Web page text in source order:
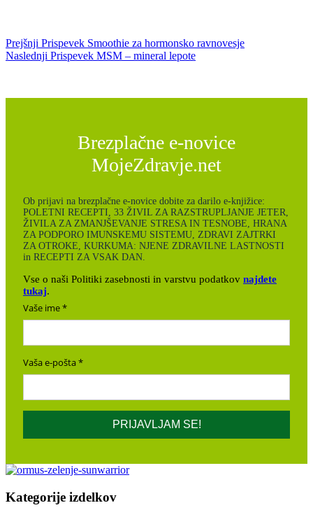
Prejšnji Prispevek Smoothie za hormonsko ravnovesje
Naslednji Prispevek MSM – mineral lepote
Brezplačne e-novice
MojeZdravje.net
Ob prijavi na brezplačne e-novice dobite za darilo e-knjižice:
POLETNI RECEPTI, 33 ŽIVIL ZA RAZSTRUPLJANJE JETER,
ŽIVILA ZA ZMANJŠEVANJE STRESA IN TESNOBE, HRANA
ZA PODPORO IMUNSKEMU SISTEMU, ZDRAVI ZAJTRKI
ZA OTROKE, KURKUMA: NJENE ZDRAVILNE LASTNOSTI
in RECEPTI ZA VSAK DAN.
Vse o naši Politiki zasebnosti in varstvu podatkov najdete
tukaj.
Vaše ime
Vaša e-pošta
PRIJAVLJAM SE!
Kategorije izdelkov